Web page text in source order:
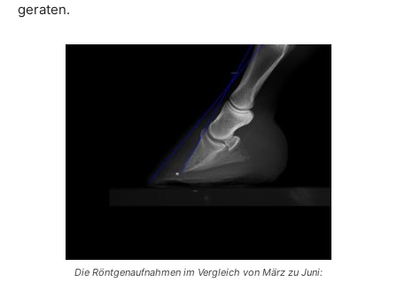
geraten.
Die Röntgenaufnahmen im Vergleich von März zu Juni: